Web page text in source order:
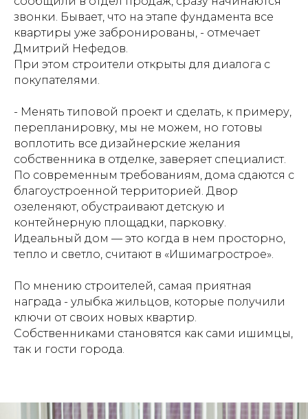
звонки. Бывает, что на этапе фундамента все
квартиры уже забронированы, - отмечает
Дмитрий Нефедов.
При этом строители открыты для диалога с
покупателями.
- Менять типовой проект и сделать, к примеру,
перепланировку, мы не можем, но готовы
воплотить все дизайнерские желания
собственника в отделке, заверяет специалист.
По современным требованиям, дома сдаются с
благоустроенной территорией. Двор
озеленяют, обустраивают детскую и
контейнерную площадки, парковку.
Идеальный дом — это когда в нем просторно,
тепло и светло, считают в «Ишимагрострое».
По мнению строителей, самая приятная
награда - улыбка жильцов, которые получили
ключи от своих новых квартир.
Собственниками становятся как сами ишимцы,
так и гости города.